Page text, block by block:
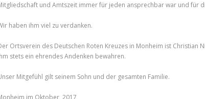
und Amtszeit immer für jeden ansprechbar war und für
haben ihm viel zu verdanken.
Ortsverein des Deutschen Roten Kreuzes in Monheim ist
stets ein ehrendes Andenken bewahren.
Mitgefühl gilt seinem Sohn und der gesamten Familie.